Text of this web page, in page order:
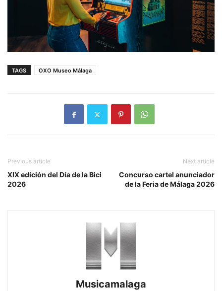
TAGS OXO Museo Málaga
Previous article
XIX edición del Día de la Bici
2026
Next article
Concurso cartel anunciador
de la Feria de Málaga 2026
Musicamalaga